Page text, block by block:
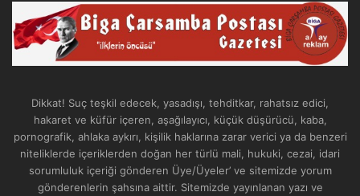
Dikkat! Suç teşkil edecek, yasadışı, tehditkar, rahatsız edici,
hakaret ve küfür içeren, aşağılayıcı, küçük düşürücü, kaba,
pornografik, ahlaka aykırı, kişilik haklarına zarar verici ya da benzeri
niteliklerde içeriklerden doğan her türlü mali, hukuki, cezai, idari
sorumluluk içeriği gönderen Üye/Üyeler’ ve sitemizde yorum
gönderenlerin şahsına aittir. Sitemizde yayınlanan yazı ve